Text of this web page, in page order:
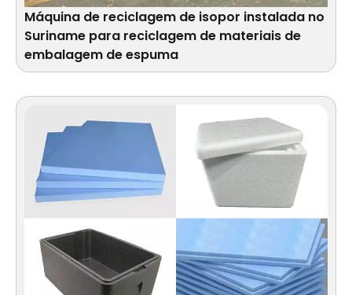
Máquina de reciclagem de isopor instalada no
Suriname para reciclagem de materiais de
embalagem de espuma